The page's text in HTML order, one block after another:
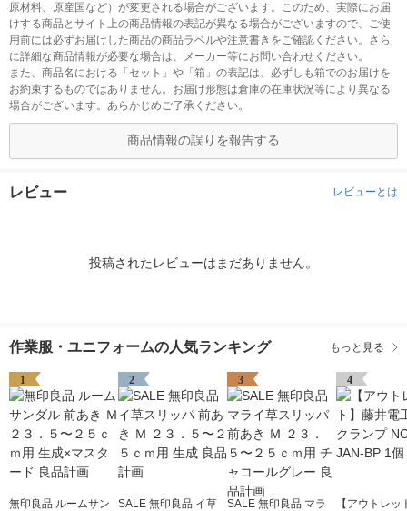
原材料、原産国など）が変更される場合がございます。このため、実際にお届
けする商品とサイト上の商品情報の表記が異なる場合がございますので、ご使
用前には必ずお届けした商品の商品ラベルや注意書きをご確認ください。さら
に詳細な商品情報が必要な場合は、メーカー等にお問い合わせください。
また、商品名における「セット」や「箱」の表記は、必ずしも箱でのお届けを
お約束するものではありません。お届け形態は倉庫の在庫状況等により異なる
場合がございます。あらかじめご了承ください。
商品情報の誤りを報告する
レビュー レビューとは
投稿されたレビューはまだありません。
作業服・ユニフォームの人気ランキング もっと見る
1
無印良品 ルームサン
2
SALE 無印良品 イ草
3
SALE 無印良品 マラ
4
【アウトレッ